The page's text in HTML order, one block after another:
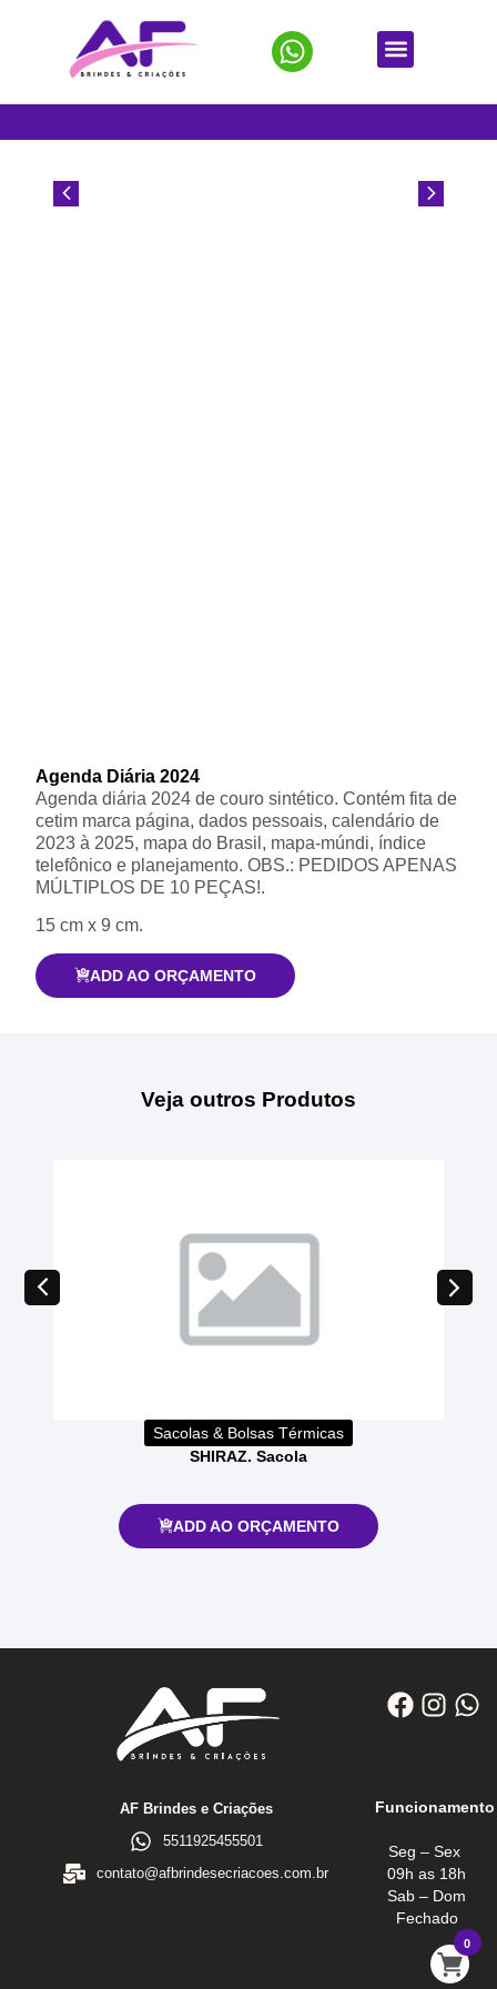
Agenda Diária 2024
Agenda diária 2024 de couro sintético. Contém fita de
cetim marca página, dados pessoais, calendário de
2023 à 2025, mapa do Brasil, mapa-múndi, índice
telefônico e planejamento. OBS.: PEDIDOS APENAS
MÚLTIPLOS DE 10 PEÇAS!.
15 cm x 9 cm.
ADD AO ORÇAMENTO
Veja outros Produtos
Sacolas & Bolsas Térmicas
SHIRAZ. Sacola
ADD AO ORÇAMENTO
AF Brindes e Criações
5511925455501
contato@afbrindesecriacoes.com.br
Funcionamento
Seg – Sex
09h as 18h
Sab – Dom
Fechado
0